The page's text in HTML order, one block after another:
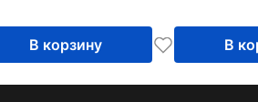
В корзину В